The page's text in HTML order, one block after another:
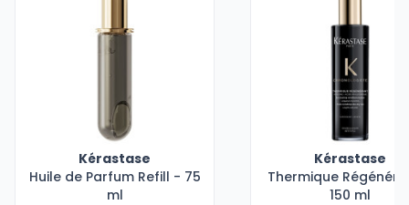
Kérastase
Huile de Parfum Refill - 75
ml
Kérastase
Thermique
150 ml